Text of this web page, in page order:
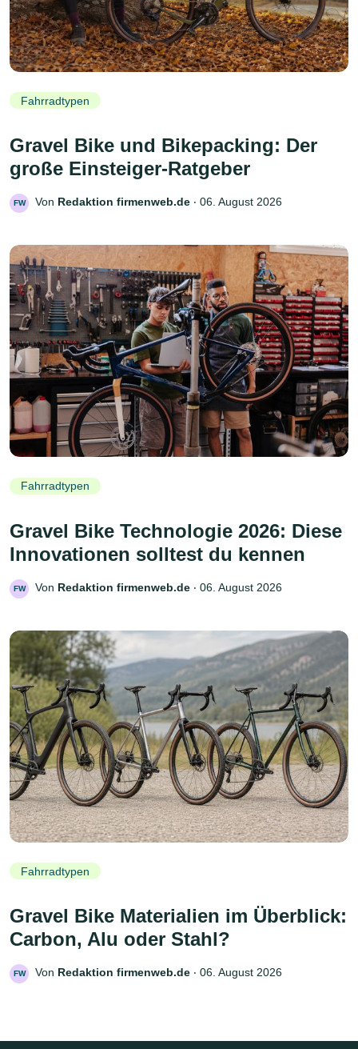
Fahrradtypen
Gravel Bike und Bikepacking: Der
große Einsteiger-Ratgeber
FW Von Redaktion firmenweb.de ‧ 06. August 2026
Fahrradtypen
Gravel Bike Technologie 2026: Diese
Innovationen solltest du kennen
FW Von Redaktion firmenweb.de ‧ 06. August 2026
Fahrradtypen
Gravel Bike Materialien im Überblick:
Carbon, Alu oder Stahl?
FW Von Redaktion firmenweb.de ‧ 06. August 2026